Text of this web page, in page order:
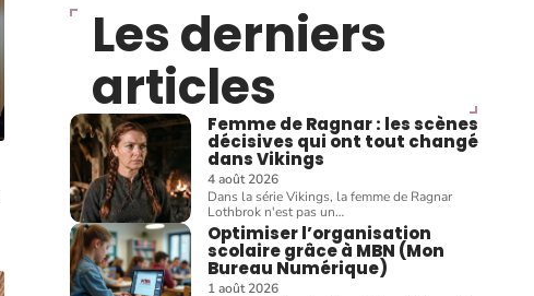
Les derniers
articles
Femme de Ragnar : les scènes
décisives qui ont tout changé
dans Vikings
4 août 2026
Dans la série Vikings, la femme de Ragnar
Lothbrok n'est pas un…
Optimiser l’organisation
scolaire grâce à MBN (Mon
Bureau Numérique)
1 août 2026